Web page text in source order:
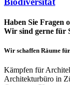
Haben Sie Fragen
Wir sind gerne für
Wir schaffen Räume
Kämpfen für
Architekturbüro in